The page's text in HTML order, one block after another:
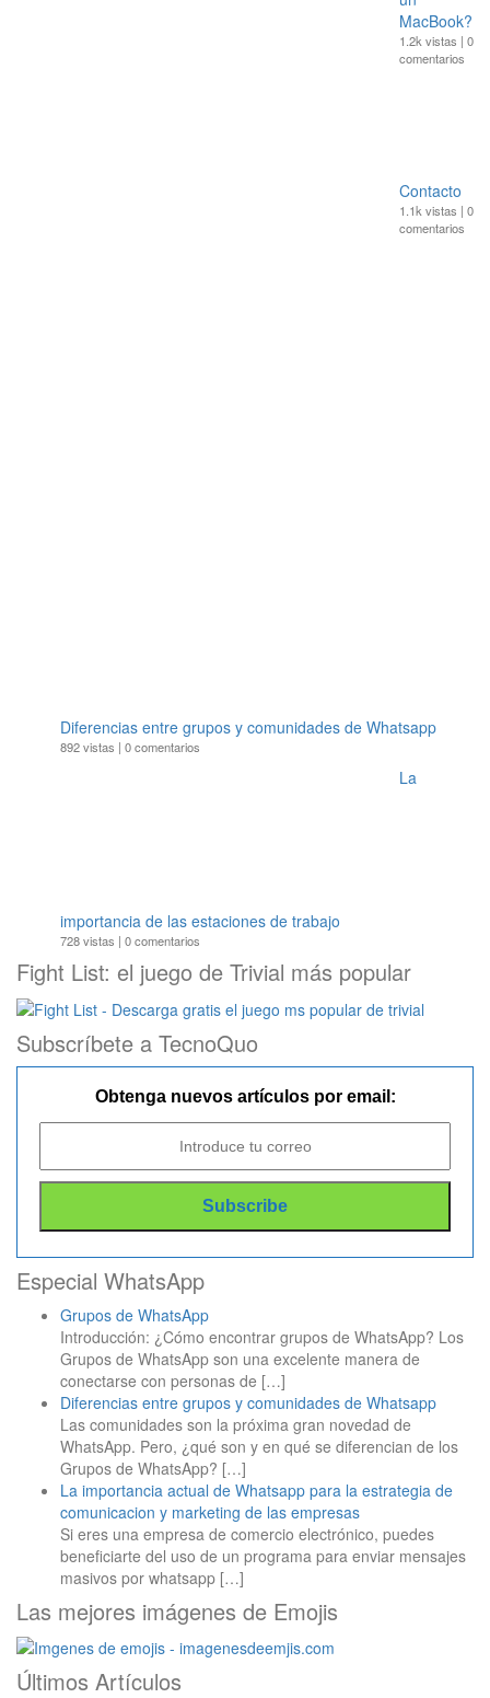
MacBook?
1.2k vistas | 0
comentarios
Contacto
1.1k vistas | 0
comentarios
Diferencias entre grupos y comunidades de Whatsapp
892 vistas | 0 comentarios
La
importancia de las estaciones de trabajo
728 vistas | 0 comentarios
Fight List: el juego de Trivial más popular
Subscríbete a TecnoQuo
Obtenga nuevos artículos por email:
Especial WhatsApp
Grupos de WhatsApp
Introducción: ¿Cómo encontrar grupos de WhatsApp? Los
Grupos de WhatsApp son una excelente manera de
conectarse con personas de […]
Diferencias entre grupos y comunidades de Whatsapp
Las comunidades son la próxima gran novedad de
WhatsApp. Pero, ¿qué son y en qué se diferencian de los
Grupos de WhatsApp? […]
La importancia actual de Whatsapp para la estrategia de
comunicacion y marketing de las empresas
Si eres una empresa de comercio electrónico, puedes
beneficiarte del uso de un programa para enviar mensajes
masivos por whatsapp […]
Las mejores imágenes de Emojis
Últimos Artículos